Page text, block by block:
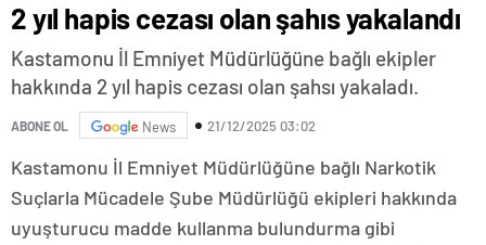
2 yıl hapis cezası olan şahıs yakalandı
Kastamonu İl Emniyet Müdürlüğüne bağlı ekipler
hakkında 2 yıl hapis cezası olan şahsı yakaladı.
ABONE OL News 21/12/2025 03:02
Kastamonu İl Emniyet Müdürlüğüne bağlı Narkotik
Suçlarla Mücadele Şube Müdürlüğü ekipleri hakkında
uyuşturucu madde kullanma bulundurma gibi